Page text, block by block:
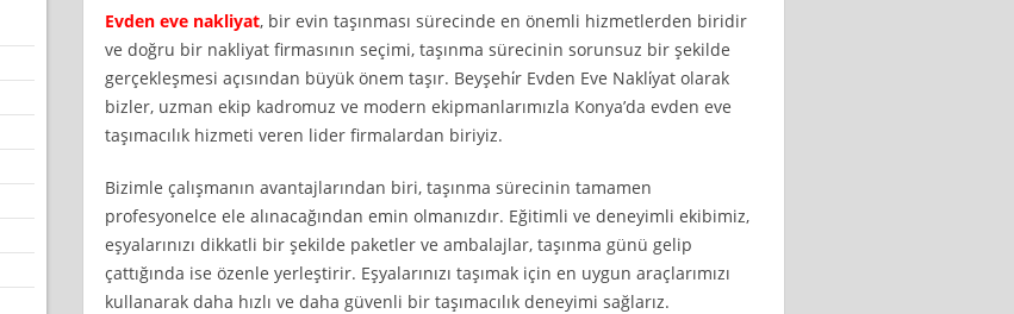
Evden eve nakliyat, bir evin taşınması sürecinde en önemli hizmetlerden biridir
ve doğru bir nakliyat firmasının seçimi, taşınma sürecinin sorunsuz bir şekilde
gerçekleşmesi açısından büyük önem taşır. Beyşehi̇r Evden Eve Nakli̇yat olarak
bizler, uzman ekip kadromuz ve modern ekipmanlarımızla Konya’da evden eve
taşımacılık hizmeti veren lider firmalardan biriyiz.
Bizimle çalışmanın avantajlarından biri, taşınma sürecinin tamamen
profesyonelce ele alınacağından emin olmanızdır. Eğitimli ve deneyimli ekibimiz,
eşyalarınızı dikkatli bir şekilde paketler ve ambalajlar, taşınma günü gelip
çattığında ise özenle yerleştirir. Eşyalarınızı taşımak için en uygun araçlarımızı
kullanarak daha hızlı ve daha güvenli bir taşımacılık deneyimi sağlarız.